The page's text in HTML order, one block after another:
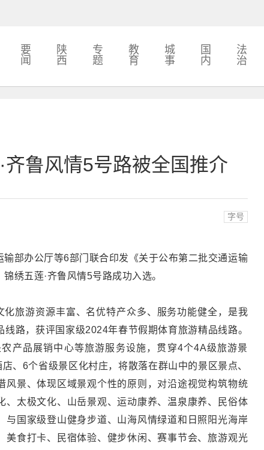
要
闻
陕
西
专
题
教
育
城
事
国
内
法
治
齐鲁风情5号路被全国推介
字号
部办公厅等6部门联合印发《关于公布第二批交通运输
绣五莲·齐鲁风情5号路成功入选。
旅游资源丰富、名优特产众多、服务功能健全，是我
路，获评国家级2024年春节假期体育旅游精品线路。
产品展销中心等旅游服务设施，贯穿4个4A级旅游景
、6个省级景区化村庄，将散落在群山中的景区景点、
风景、体现区域景观个性的原则，对沿途视觉构筑物统
、太极文化、山岳景观、运动康养、温泉康养、民俗体
与国家级登山健身步道、山海风情绿道和日照阳光海岸
美食打卡、民宿体验、健步休闲、赛事节会、旅游观光